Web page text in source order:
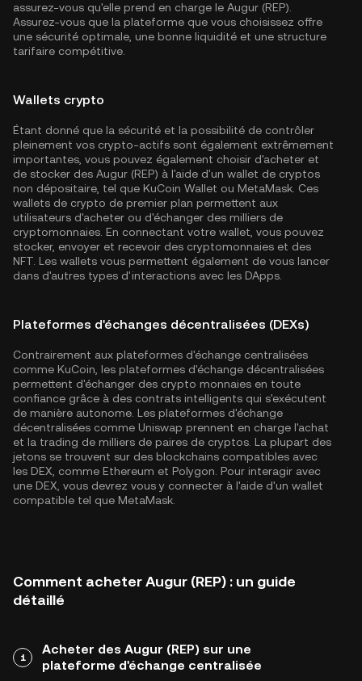
assurez-vous qu'elle prend en charge le Augur (REP).
Assurez-vous que la plateforme que vous choisissez offre
une sécurité optimale, une bonne liquidité et une structure
tarifaire compétitive.
Wallets crypto
Étant donné que la sécurité et la possibilité de contrôler
pleinement vos crypto-actifs sont également extrêmement
importantes, vous pouvez également choisir d'acheter et
de stocker des Augur (REP) à l'aide d'un wallet de cryptos
non dépositaire, tel que KuCoin Wallet ou MetaMask. Ces
wallets de crypto de premier plan permettent aux
utilisateurs d'acheter ou d'échanger des milliers de
cryptomonnaies. En connectant votre wallet, vous pouvez
stocker, envoyer et recevoir des cryptomonnaies et des
NFT. Les wallets vous permettent également de vous lancer
dans d'autres types d'interactions avec les DApps.
Plateformes d'échanges décentralisées (DEXs)
Contrairement aux plateformes d'échange centralisées
comme KuCoin, les plateformes d'échange décentralisées
permettent d'échanger des crypto monnaies en toute
confiance grâce à des contrats intelligents qui s'exécutent
de manière autonome. Les plateformes d'échange
décentralisées comme Uniswap prennent en charge l'achat
et la trading de milliers de paires de cryptos. La plupart des
jetons se trouvent sur des blockchains compatibles avec
les DEX, comme Ethereum et Polygon . Pour interagir avec
une DEX, vous devrez vous y connecter à l'aide d'un wallet
compatible tel que MetaMask.
Comment acheter Augur (REP) : un guide
détaillé
1
Acheter des Augur (REP) sur une
plateforme d'échange centralisée